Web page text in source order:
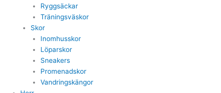
Ryggsäckar
Träningsväskor
Skor
Inomhusskor
Löparskor
Sneakers
Promenadskor
Vandringskängor